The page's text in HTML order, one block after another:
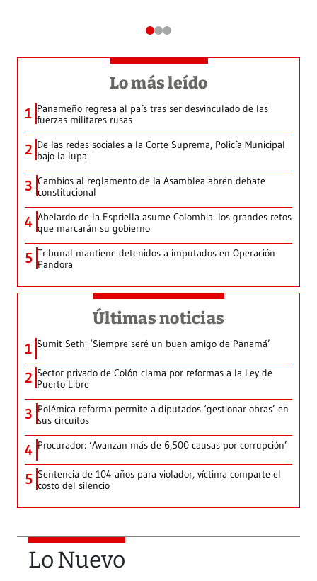
Lo más leído
1 Panameño regresa al país tras ser desvinculado de las
fuerzas militares rusas
2 De las redes sociales a la Corte Suprema, Policía Municipal
bajo la lupa
3 Cambios al reglamento de la Asamblea abren debate
constitucional
4 Abelardo de la Espriella asume Colombia: los grandes retos
que marcarán su gobierno
5 Tribunal mantiene detenidos a imputados en Operación
Pandora
Últimas noticias
1 Sumit Seth: ‘Siempre seré un buen amigo de Panamá’
2 Sector privado de Colón clama por reformas a la Ley de
Puerto Libre
3 Polémica reforma permite a diputados ‘gestionar obras’ en
sus circuitos
4 Procurador: ‘Avanzan más de 6,500 causas por corrupción’
5 Sentencia de 104 años para violador, víctima comparte el
costo del silencio
Lo Nuevo